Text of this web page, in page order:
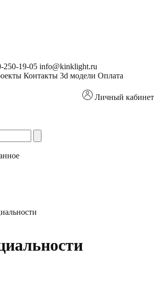
250-19-05 info@kinklight.ru
Контакты 3d модели Оплата
Личный кабинет